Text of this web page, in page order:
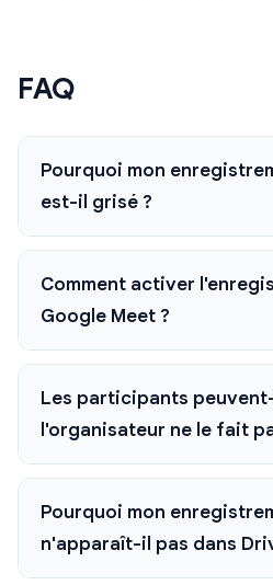
FAQ
Pourquoi mon
est-il grisé ?
Comment activer
Google Meet ?
Les participants
l'organisateur ne le fait
Pourquoi mon
n'apparaît-il pas dans